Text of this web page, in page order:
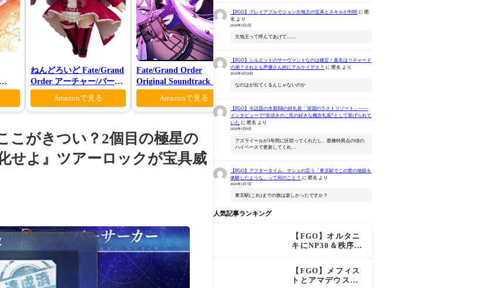
ねんどろいど Fate/Grand
Order アーチャー/バーヴ
ァン シー
Amazonで見る
Fate/Grand Order
Original Soundtrack Ⅶ
Amazonで見る
ねんどろいど Fate/Grand
Order プリテンダー/オベ
ねんどろいどどーる
こがきつい？2個目の極星の
せよ』ツアーロックが宝具威
【FGO】プレイアブルでジョン欠地王の宝具とスキルが判明 に 匿
名 より
2026年5月2日
欠地王って呼んであげて……
【FGO】シルエットのサーヴァントなのは確定！真名はリチャード
の弟？それとも声優さん的にアルケイデス？ に 匿名 より
2026年4月28日
なのはが出てくるんじゃないのか
【FGO】今話題の水着BBの絆礼装「深淵のラストリゾート」――
インタビューで“奈須きのこ氏の好きな概念礼装”として挙げられて
いた に 匿名 より
2026年1月8日
アズライールが1年間に区切ってくれたし、亜種特異点の頃の
ハイペースで更新してくれ…
【FGO】アフタータイム、マシュの言う「東京駅でこの世の地獄を
体験したような」って何のこと？ に 匿名 より
2026年1月7日
東京駅(これ)までの旅は楽しかったですか？
人気記事ランキング
【FGO】オルタニ
キにNP30＆秩序特
も超強化で「低レ
アとは思えない」
【FGO】メフィス
トとアマデウスが